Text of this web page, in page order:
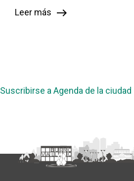
Leer más east
Suscribirse a Agenda de la ciudad